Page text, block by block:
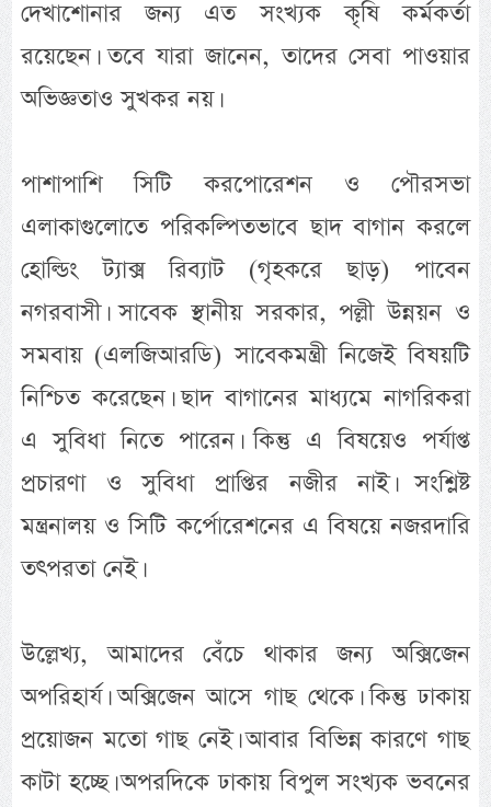
দেখাশোনার জন্য এত সংখ্যক কৃষি কর্মকর্তা
রয়েছেন। তবে যারা জানেন, তাদের সেবা পাওয়ার
অভিজ্ঞতাও সুখকর নয়।
পাশাপাশি সিটি করপোরেশন ও পৌরসভা
এলাকাগুলোতে পরিকল্পিতভাবে ছাদ বাগান করলে
হোল্ডিং ট্যাক্স রিব্যাট (গৃহকরে ছাড়) পাবেন
নগরবাসী। সাবেক স্থানীয় সরকার, পল্লী উন্নয়ন ও
সমবায় (এলজিআরডি) সাবেকমন্ত্রী নিজেই বিষয়টি
নিশ্চিত করেছেন। ছাদ বাগানের মাধ্যমে নাগরিকরা
এ সুবিধা নিতে পারেন। কিন্তু এ বিষয়েও পর্যাপ্ত
প্রচারণা ও সুবিধা প্রাপ্তির নজীর নাই। সংশ্লিষ্ট
মন্ত্রনালয় ও সিটি কর্পোরেশনের এ বিষয়ে নজরদারি
তৎপরতা নেই।
উল্লেখ্য, আমাদের বেঁচে থাকার জন্য অক্সিজেন
অপরিহার্য। অক্সিজেন আসে গাছ থেকে। কিন্তু ঢাকায়
প্রয়োজন মতো গাছ নেই। আবার বিভিন্ন কারণে গাছ
কাটা হচ্ছে। অপরদিকে ঢাকায় বিপুল সংখ্যক ভবনের